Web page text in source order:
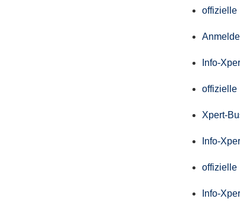
offizielle
Info-
offizielle
Xpert-
Info-
offizielle
Info-